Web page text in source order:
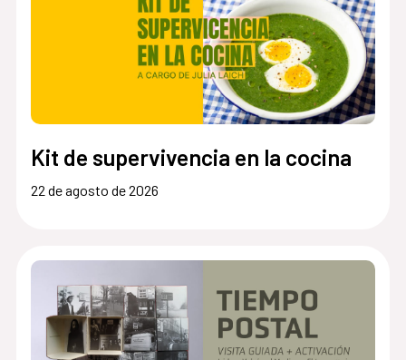
Kit de supervivencia en la cocina
22 de agosto de 2026